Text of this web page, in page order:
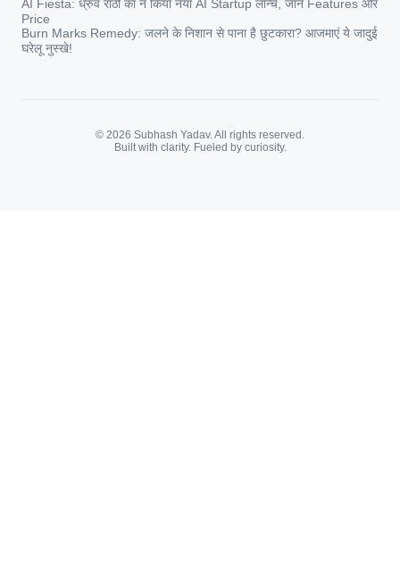
AI Fiesta: ध्रुव राठी का ने किया नया AI Startup लॉन्च, जानें Features और
Price
Burn Marks Remedy: जलने के निशान से पाना है छुटकारा? आजमाएं ये जादुई
घरेलू नुस्खे!
© 2026 Subhash Yadav. All rights reserved.
Built with clarity. Fueled by curiosity.